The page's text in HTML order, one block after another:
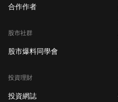
合作作者
股市社群
股市爆料同學會
投資理財
投資網誌